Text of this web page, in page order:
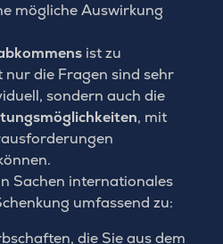
mögliche Auswirkung
ist zu
nur die Fragen sind sehr
sondern auch die
, mit
Sachen internationales
umfassend zu:
die Sie aus dem